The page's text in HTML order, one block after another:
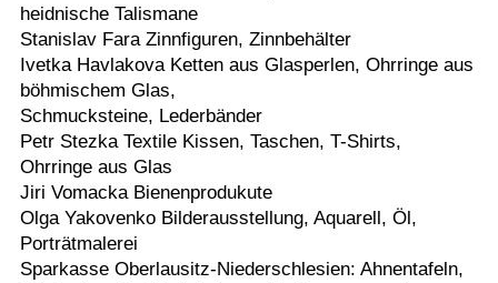
heidnische Talismane
Stanislav Fara Zinnfiguren, Zinnbehälter
Ivetka Havlakova Ketten aus Glasperlen, Ohrringe aus
böhmischem Glas,
Schmucksteine, Lederbänder
Petr Stezka Textile Kissen, Taschen, T-Shirts,
Ohrringe aus Glas
Jiri Vomacka Bienenprodukute
Olga Yakovenko Bilderausstellung, Aquarell, Öl,
Porträtmalerei
Sparkasse Oberlausitz-Niederschlesien: Ahnentafeln,